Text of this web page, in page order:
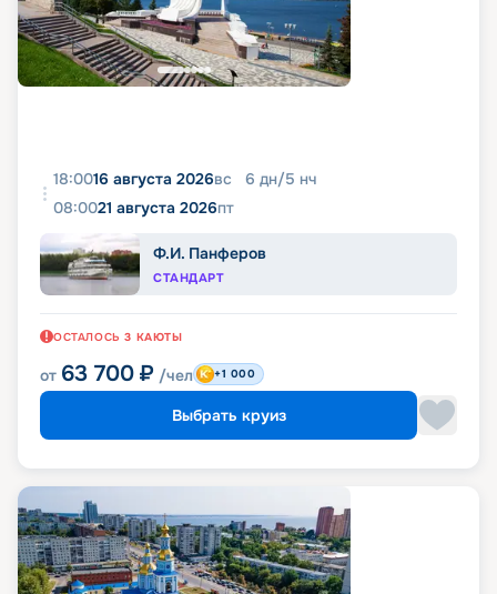
18:0016 августа 2026вс 6 дн/5 нч
08:0021 августа 2026пт
Ф.И. Панферов
СТАНДАРТ
ОСТАЛОСЬ 3 КАЮТЫ
от 63 700 ₽ /чел +1 000
Выбрать круиз